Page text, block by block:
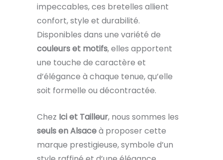
impeccables, ces bretelles allient
confort, style et durabilité.
Disponibles dans une variété de
couleurs et motifs, elles apportent
une touche de caractère et
d’élégance à chaque tenue, qu’elle
soit formelle ou décontractée.
Chez Ici et Tailleur, nous sommes les
seuls en Alsaceà proposer cette
marque prestigieuse, symbole d’un